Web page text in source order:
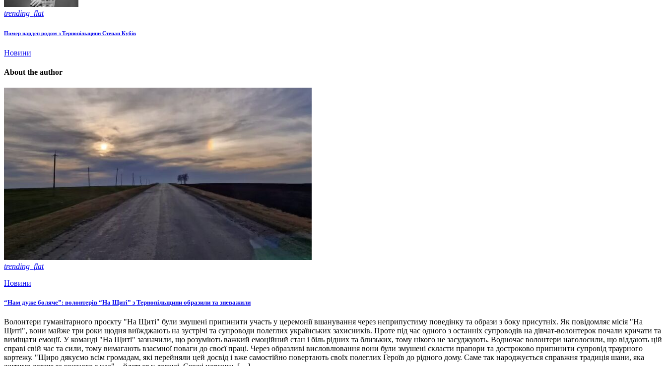
trending_flat
Помер нардеп родом з Тернопільщини Степан Кубів
Новини
About the author
trending_flat
Новини
“Нам дуже боляче”: волонтерів “На Щиті” з Тернопільщини образили та зневажили
Волонтери гуманітарного проєкту "На Щиті" були змушені припинити участь у церемонії вшанування через неприпустиму поведінку та образи з боку присутніх. Як повідомляє місія "На
Щиті", вони майже три роки щодня виїжджають на зустрічі та супроводи полеглих українських захисників. Проте під час одного з останніх супроводів на дівчат-волонтерок почали кричати та
виміщати емоції. У команді "На Щиті" зазначили, що розуміють важкий емоційний стан і біль рідних та близьких, тому нікого не засуджують. Водночас волонтери наголосили, що віддають цій
справі свій час та сили, тому вимагають взаємної поваги до своєї праці. Через образливі висловлювання вони були змушені скласти прапори та достроково припинити супровід траурного
кортежу. "Щиро дякуємо всім громадам, які перейняли цей досвід і вже самостійно повертають своїх полеглих Героїв до рідного дому. Саме так народжується справжня традиція шани, яка